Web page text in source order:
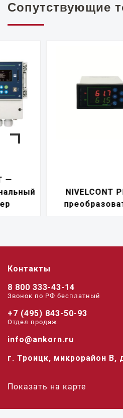
Сопутствующие
NIVELCONT PM —
преобразователь
Контакты
8 800 333-43-14
Звонок по РФ беcплатный
+7 (495) 843-50-93
Отдел продаж
info@ankorn.ru
г. Троицк, микрорайон В,
Показать на карте